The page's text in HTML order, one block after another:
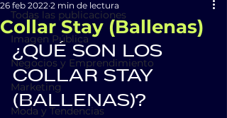
Todas las publicaciones
Imagen Pública
Negocios y Emprendimiento
Marketing
Moda y Tendencias
Collar Stay (Ballenas)
26 feb 2022 2 min de lectura
¿QUÉ SON LOS
COLLAR STAY
(BALLENAS)?